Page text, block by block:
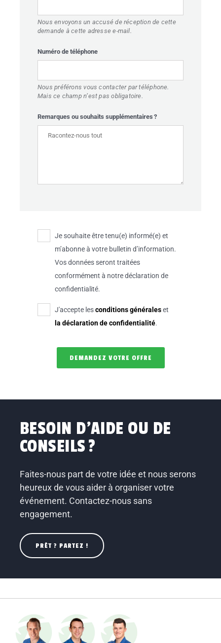
Nous envoyons un accusé de réception de cette
demande à cette adresse e-mail.
Numéro de téléphone
Nous préférons vous contacter par téléphone.
Mais ce champ n’est pas obligatoire.
Remarques ou souhaits supplémentaires ?
Je souhaite être tenu(e) informé(e) et
m’abonne à votre bulletin d’information.
Vos données seront traitées
conformément à notre déclaration de
confidentialité.
J'accepte lesconditions généraleset
la déclaration de confidentialité.
BESOIN D’AIDE OU DE
CONSEILS ?
Faites-nous part de votre idée et nous serons
heureux de vous aider à organiser votre
événement. Contactez-nous sans
engagement.
PRÊT ? PARTEZ !